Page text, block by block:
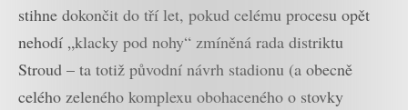
stihne dokončit do tří let, pokud celému procesu opět
nehodí „klacky pod nohy“ zmíněná rada distriktu
Stroud – ta totiž původní návrh stadionu (a obecně
celého zeleného komplexu obohaceného o stovky